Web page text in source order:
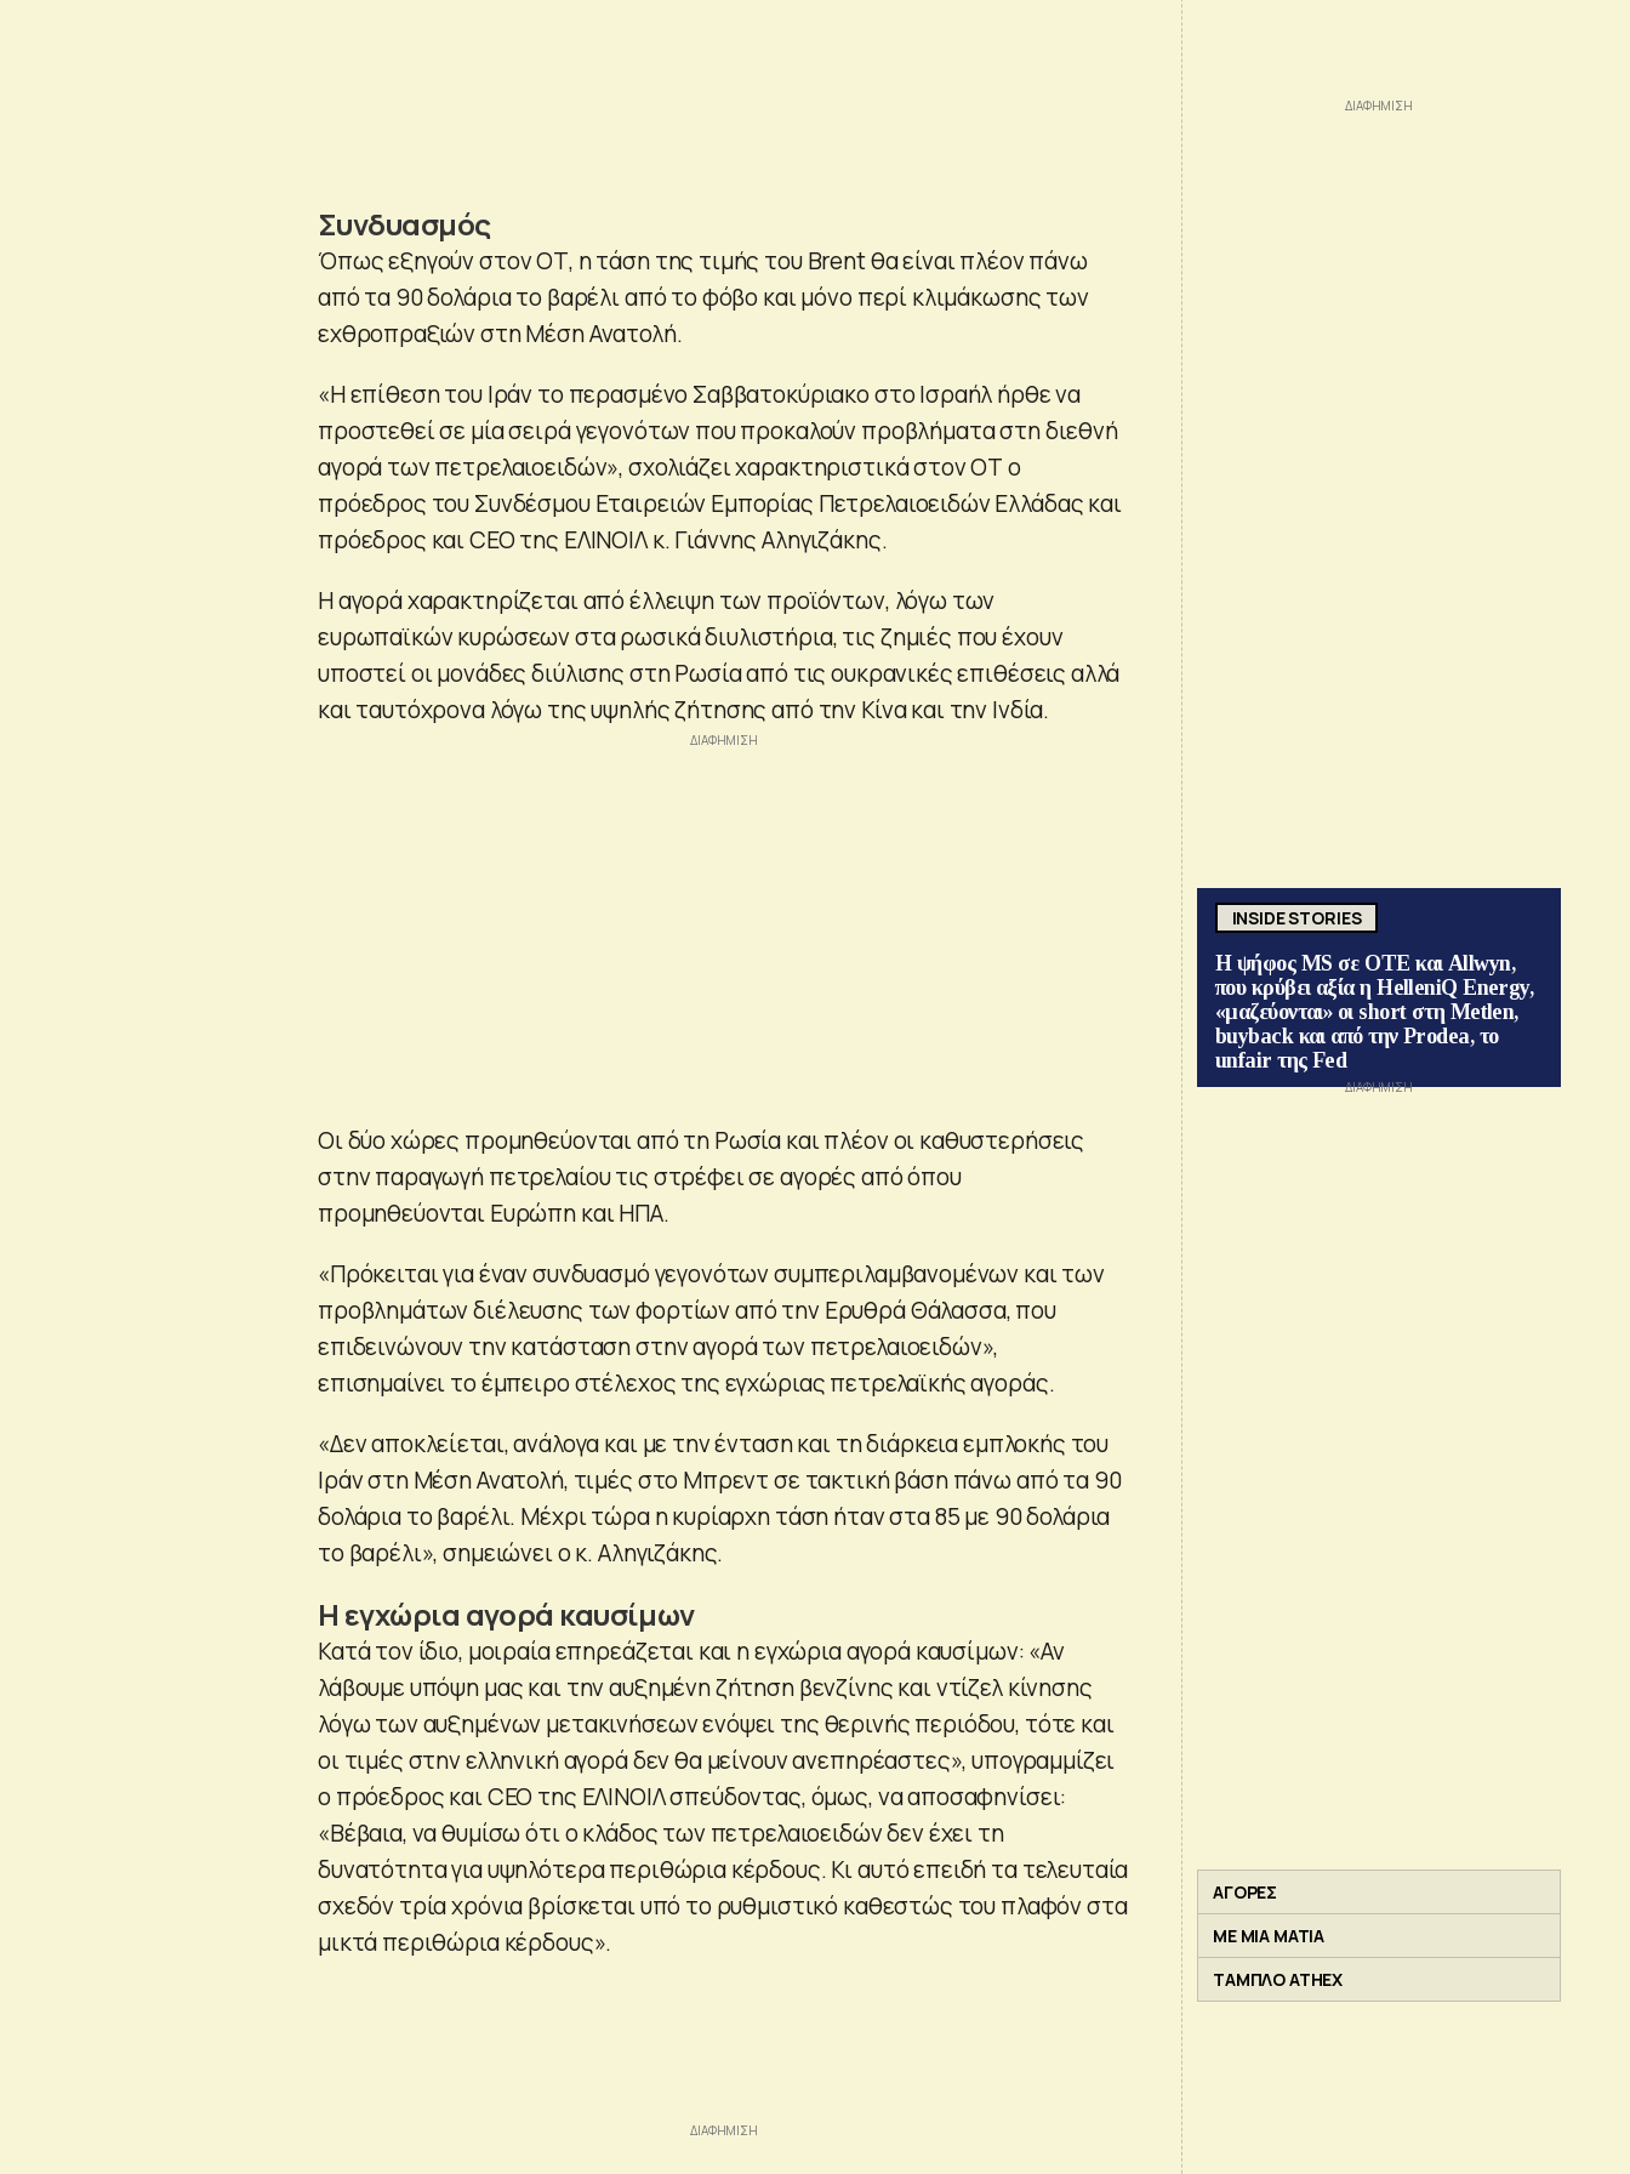
Συνδυασμός
Όπως εξηγούν στον ΟΤ, η τάση της τιμής του Brent θα είναι πλέον πάνω
από τα 90 δολάρια το βαρέλι από το φόβο και μόνο περί κλιμάκωσης των
εχθροπραξιών στη Μέση Ανατολή.
«Η επίθεση του Ιράν το περασμένο Σαββατοκύριακο στο Ισραήλ ήρθε να
προστεθεί σε μία σειρά γεγονότων που προκαλούν προβλήματα στη διεθνή
αγορά των πετρελαιοειδών», σχολιάζει χαρακτηριστικά στον ΟΤ ο
πρόεδρος του Συνδέσμου Εταιρειών Εμπορίας Πετρελαιοειδών Ελλάδας και
πρόεδρος και CEO της ΕΛΙΝΟΙΛ κ. Γιάννης Αληγιζάκης.
Η αγορά χαρακτηρίζεται από έλλειψη των προϊόντων, λόγω των
ευρωπαϊκών κυρώσεων στα ρωσικά διυλιστήρια, τις ζημιές που έχουν
υποστεί οι μονάδες διύλισης στη Ρωσία από τις ουκρανικές επιθέσεις αλλά
και ταυτόχρονα λόγω της υψηλής ζήτησης από την Κίνα και την Ινδία.
Οι δύο χώρες προμηθεύονται από τη Ρωσία και πλέον οι καθυστερήσεις
στην παραγωγή πετρελαίου τις στρέφει σε αγορές από όπου
προμηθεύονται Ευρώπη και ΗΠΑ.
«Πρόκειται για έναν συνδυασμό γεγονότων συμπεριλαμβανομένων και των
προβλημάτων διέλευσης των φορτίων από την Ερυθρά Θάλασσα, που
επιδεινώνουν την κατάσταση στην αγορά των πετρελαιοειδών»,
επισημαίνει το έμπειρο στέλεχος της εγχώριας πετρελαϊκής αγοράς.
«Δεν αποκλείεται, ανάλογα και με την ένταση και τη διάρκεια εμπλοκής του
Ιράν στη Μέση Ανατολή, τιμές στο Μπρεντ σε τακτική βάση πάνω από τα 90
δολάρια το βαρέλι. Μέχρι τώρα η κυρίαρχη τάση ήταν στα 85 με 90 δολάρια
το βαρέλι», σημειώνει ο κ. Αληγιζάκης.
Η εγχώρια αγορά καυσίμων
Κατά τον ίδιο, μοιραία επηρεάζεται και η εγχώρια αγορά καυσίμων: «Αν
λάβουμε υπόψη μας και την αυξημένη ζήτηση βενζίνης και ντίζελ κίνησης
λόγω των αυξημένων μετακινήσεων ενόψει της θερινής περιόδου, τότε και
οι τιμές στην ελληνική αγορά δεν θα μείνουν ανεπηρέαστες», υπογραμμίζει
ο πρόεδρος και CEO της ΕΛΙΝΟΙΛ σπεύδοντας, όμως, να αποσαφηνίσει:
«Βέβαια, να θυμίσω ότι ο κλάδος των πετρελαιοειδών δεν έχει τη
δυνατότητα για υψηλότερα περιθώρια κέρδους. Κι αυτό επειδή τα τελευταία
σχεδόν τρία χρόνια βρίσκεται υπό το ρυθμιστικό καθεστώς του πλαφόν στα
μικτά περιθώρια κέρδους».
INSIDE STORIES
Η ψήφος MS σε ΟΤΕ και Allwyn,
που κρύβει αξία η HelleniQ Energy,
«μαζεύονται» οι short στη Metlen,
buyback και από την Prodea, το
unfair της Fed
ΑΓΟΡΕΣ
ΜΕ ΜΙΑ ΜΑΤΙΑ
ΤΑΜΠΛΟ ATHEX